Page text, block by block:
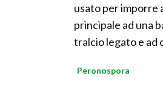
usato per imporre
principale ad una
tralcio legato e ad
Peronospora